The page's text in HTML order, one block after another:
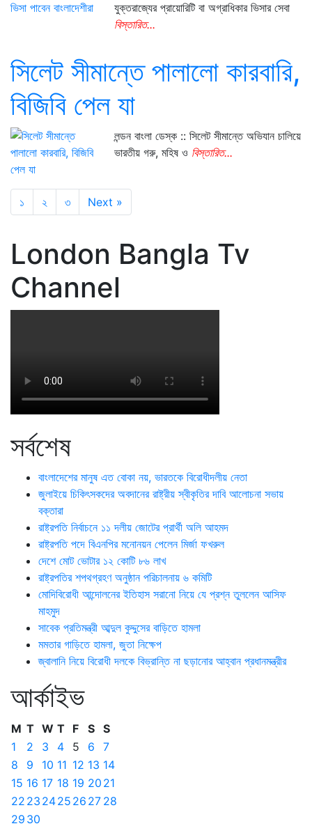
যুক্তরাজ্যের প্রায়োরিটি বা অগ্রাধিকার ভিসার সেবা
বিস্তারিত...
সিলেট সীমান্তে পালালো কারবারি,
বিজিবি পেল যা
লন্ডন বাংলা ডেস্ক :: সিলেট সীমান্তে অভিযান চালিয়ে
ভারতীয় গরু, মহিষ ও বিস্তারিত...
১ ২ ৩ Next »
London Bangla Tv
Channel
সর্বশেষ
বাংলাদেশের মানুষ এত বোকা নয়, ভারতকে বিরোধীদলীয় নেতা
জুলাইয়ে চিকিৎসকদের অবদানের রাষ্ট্রীয় স্বীকৃতির দাবি আলোচনা সভায়
বক্তারা
রাষ্ট্রপতি নির্বাচনে ১১ দলীয় জোটের প্রার্থী অলি আহমদ
রাষ্ট্রপতি পদে বিএনপির মনোনয়ন পেলেন মির্জা ফখরুল
দেশে মোট ভোটার ১২ কোটি ৮৬ লাখ
রাষ্ট্রপতির শপথগ্রহণ অনুষ্ঠান পরিচালনায় ৬ কমিটি
মোদিবিরোধী আন্দোলনের ইতিহাস সরানো নিয়ে যে প্রশ্ন তুললেন আসিফ
মাহমুদ
সাবেক প্রতিমন্ত্রী আব্দুল কুদ্দুসের বাড়িতে হামলা
মমতার গাড়িতে হামলা, জুতা নিক্ষেপ
জ্বালানি নিয়ে বিরোধী দলকে বিভ্রান্তি না ছড়ানোর আহ্বান প্রধানমন্ত্রীর
আর্কাইভ
M T W T F S S
1
2 3 4 5 6
7
8
9 10 11 12 13 14
15 16 17 18 19 20 21
22 23 2425 26 27 28
29 30